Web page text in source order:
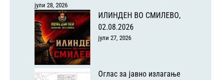
јули 28, 2026
ИЛИНДЕН ВО СМИЛЕВО,
02.08.2026
јули 27, 2026
Оглас за јавно излагање